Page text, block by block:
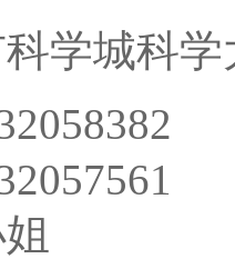
学城科